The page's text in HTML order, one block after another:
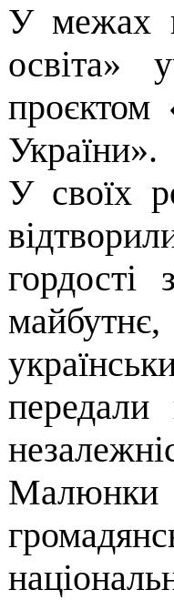
У межах
освіта»
України».
У своїх
передали